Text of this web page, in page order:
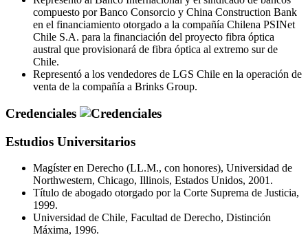
compuesto por Banco Consorcio y China Construction Bank
en el financiamiento otorgado a la compañía Chilena PSINet
Chile S.A. para la financiación del proyecto fibra óptica
austral que provisionará de fibra óptica al extremo sur de
Chile.
Representó a los vendedores de LGS Chile en la operación de
venta de la compañía a Brinks Group.
Credenciales
Estudios Universitarios
Magíster en Derecho (LL.M., con honores), Universidad de
Northwestern, Chicago, Illinois, Estados Unidos, 2001.
Título de abogado otorgado por la Corte Suprema de Justicia,
1999.
Universidad de Chile, Facultad de Derecho, Distinción
Máxima, 1996.